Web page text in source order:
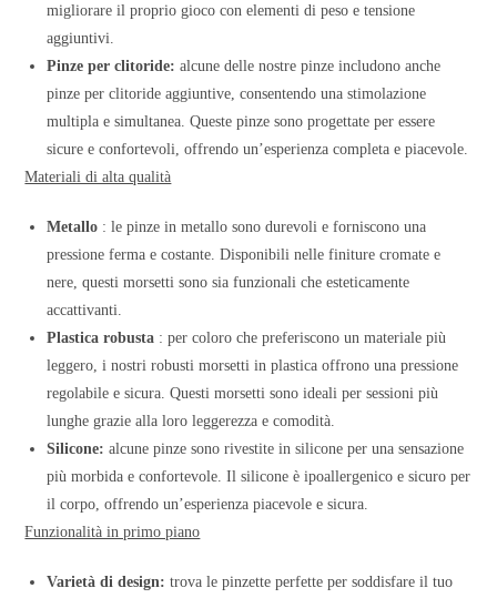
migliorare il proprio gioco con elementi di peso e tensione
aggiuntivi.
Pinze per clitoride: alcune delle nostre pinze includono anche
pinze per clitoride aggiuntive, consentendo una stimolazione
multipla e simultanea. Queste pinze sono progettate per essere
sicure e confortevoli, offrendo un’esperienza completa e piacevole.
Materiali di alta qualità
Metallo : le pinze in metallo sono durevoli e forniscono una
pressione ferma e costante. Disponibili nelle finiture cromate e
nere, questi morsetti sono sia funzionali che esteticamente
accattivanti.
Plastica robusta : per coloro che preferiscono un materiale più
leggero, i nostri robusti morsetti in plastica offrono una pressione
regolabile e sicura. Questi morsetti sono ideali per sessioni più
lunghe grazie alla loro leggerezza e comodità.
Silicone: alcune pinze sono rivestite in silicone per una sensazione
più morbida e confortevole. Il silicone è ipoallergenico e sicuro per
il corpo, offrendo un’esperienza piacevole e sicura.
Funzionalità in primo piano
Varietà di design: trova le pinzette perfette per soddisfare il tuo